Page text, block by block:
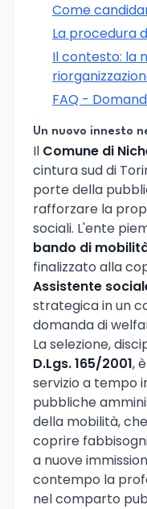
Come
La procedura
Il contesto: la
FAQ -
Un nuovo innesto
Il Comune di
cintura sud di
porte della
rafforzare la
sociali. L'ente
bando di
finalizzato alla
Assistente
strategica in un
domanda di
La selezione,
D.Lgs. 165/2001,
servizio a tempo
pubbliche
della mobilità,
coprire
a nuove
contempo la
nel comparto